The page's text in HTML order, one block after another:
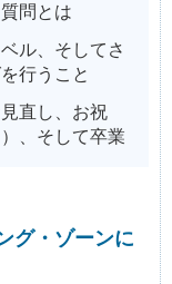
問とは
ル、そしてさ
行うこと
直し、お祝
、そして卒業
グ・ゾーンに